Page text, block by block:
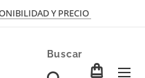
Y PRECIO
Buscar